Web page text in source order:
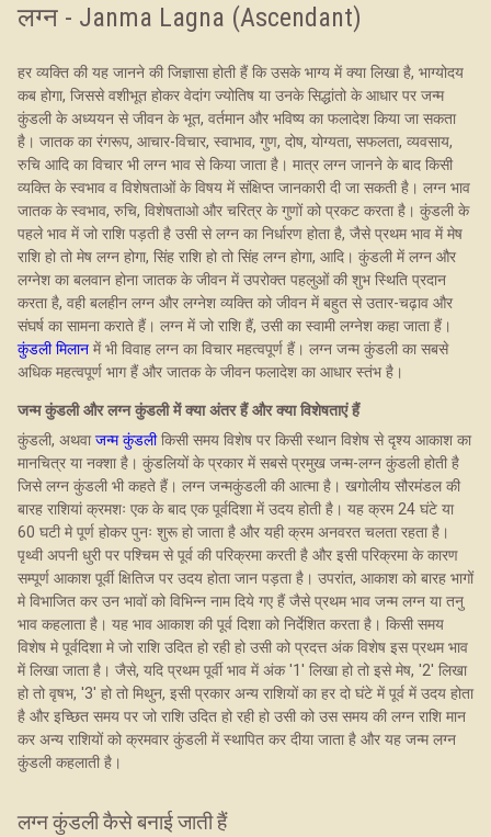
लग्न - Janma Lagna (Ascendant)
हर व्यक्ति की यह जानने की जिज्ञासा होती हैं कि उसके भाग्य में क्या लिखा है, भाग्योदय
कब होगा, जिससे वशीभूत होकर वेदांग ज्योतिष या उनके सिद्धांतो के आधार पर जन्म
कुंडली के अध्ययन से जीवन के भूत, वर्तमान और भविष्य का फलादेश किया जा सकता
है। जातक का रंगरूप, आचार-विचार, स्वाभाव, गुण, दोष, योग्यता, सफलता, व्यवसाय,
रुचि आदि का विचार भी लग्न भाव से किया जाता है। मात्र लग्न जानने के बाद किसी
व्यक्ति के स्वभाव व विशेषताओं के विषय में संक्षिप्त जानकारी दी जा सकती है। लग्न भाव
जातक के स्वभाव, रुचि, विशेषताओ और चरित्र के गुणों को प्रकट करता है। कुंडली के
पहले भाव में जो राशि पड़ती है उसी से लग्न का निर्धारण होता है, जैसे प्रथम भाव में मेष
राशि हो तो मेष लग्न होगा, सिंह राशि हो तो सिंह लग्न होगा, आदि। कुंडली में लग्न और
लग्नेश का बलवान होना जातक के जीवन में उपरोक्त पहलुओं की शुभ स्थिति प्रदान
करता है, वही बलहीन लग्न और लग्नेश व्यक्ति को जीवन में बहुत से उतार-चढ़ाव और
संघर्ष का सामना कराते हैं। लग्न में जो राशि हैं, उसी का स्वामी लग्नेश कहा जाता हैं।
कुंडली मिलान में भी विवाह लग्न का विचार महत्वपूर्ण हैं। लग्न जन्म कुंडली का सबसे
अधिक महत्वपूर्ण भाग हैं और जातक के जीवन फलादेश का आधार स्तंभ है।
जन्म कुंडली और लग्न कुंडली में क्या अंतर हैं और क्या विशेषताएं हैं
कुंडली, अथवाजन्म कुंडलीकिसी समय विशेष पर किसी स्थान विशेष से दृश्य आकाश का
मानचित्र या नक्शा है। कुंडलियों के प्रकार में सबसे प्रमुख जन्म-लग्न कुंडली होती है
जिसे लग्न कुंडली भी कहते हैं। लग्न जन्मकुंडली की आत्मा है। खगोलीय सौरमंडल की
बारह राशियां क्रमशः एक के बाद एक पूर्वदिशा में उदय होती है। यह क्रम 24 घंटे या
60 घटी मे पूर्ण होकर पुनः शुरू हो जाता है और यही क्रम अनवरत चलता रहता है।
पृथ्वी अपनी धुरी पर पश्चिम से पूर्व की परिक्रमा करती है और इसी परिक्रमा के कारण
सम्पूर्ण आकाश पूर्वी क्षितिज पर उदय होता जान पड़ता है। उपरांत, आकाश को बारह भागों
मे विभाजित कर उन भावों को विभिन्न नाम दिये गए हैं जैसे प्रथम भाव जन्म लग्न या तनु
भाव कहलाता है। यह भाव आकाश की पूर्व दिशा को निर्देशित करता है। किसी समय
विशेष मे पूर्वदिशा मे जो राशि उदित हो रही हो उसी को प्रदत्त अंक विशेष इस प्रथम भाव
में लिखा जाता है। जैसे, यदि प्रथम पूर्वी भाव में अंक '1' लिखा हो तो इसे मेष, '2' लिखा
हो तो वृषभ, '3' हो तो मिथुन, इसी प्रकार अन्य राशियों का हर दो घंटे में पूर्व में उदय होता
है और इच्छित समय पर जो राशि उदित हो रही हो उसी को उस समय की लग्न राशि मान
कर अन्य राशियों को क्रमवार कुंडली में स्थापित कर दीया जाता है और यह जन्म लग्न
कुंडली कहलाती है।
लग्न कुंडली कैसे बनाई जाती हैं